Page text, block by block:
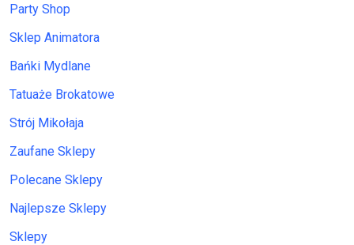
Party Shop
Sklep Animatora
Bańki Mydlane
Tatuaże Brokatowe
Strój Mikołaja
Zaufane Sklepy
Polecane Sklepy
Najlepsze Sklepy
Sklepy